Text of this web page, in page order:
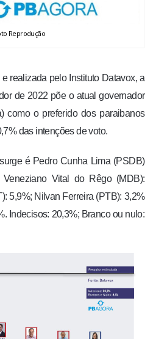
Reprodução
realizada pelo Instituto Datavox, a
de 2022 põe o atual governador
como o preferido dos paraibanos
das intenções de voto.
é Pedro Cunha Lima (PSDB)
Vital do Rêgo (MDB):
5,9%; Nilvan Ferreira (PTB): 3,2%
Indecisos: 20,3%; Branco ou nulo: